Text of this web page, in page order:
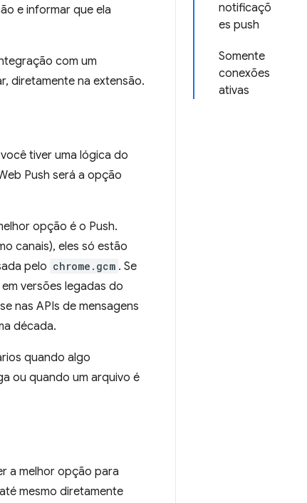
notificaçõ
es push
Somente
conexões
ativas
e informar que ela
com um
diretamente na extensão.
tiver uma lógica do
Push será a opção
opção é o Push.
canais), eles só estão
pelo chrome.gcm . Se
versões legadas do
nas APIs de mensagens
década.
quando algo
ou quando um arquivo é
a melhor opção para
mesmo diretamente